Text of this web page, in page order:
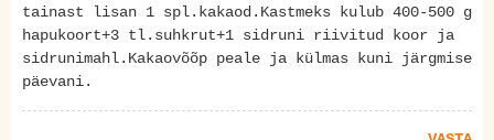
tainast lisan 1 spl.kakaod.Kastmeks kulub 400-500 g
hapukoort+3 tl.suhkrut+1 sidruni riivitud koor ja
sidrunimahl.Kakaovõõp peale ja külmas kuni järgmise
päevani.